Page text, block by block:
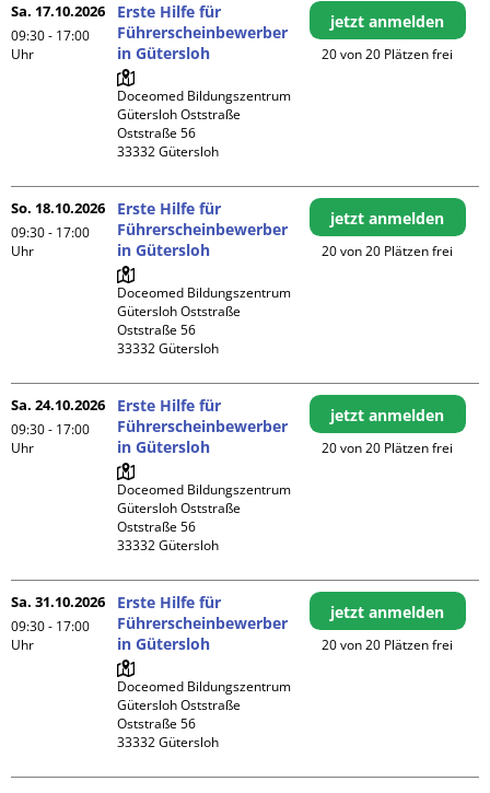
Sa. 17.10.2026
09:30 - 17:00
Uhr
Erste Hilfe für
Führerscheinbewerber
in Gütersloh
Doceomed Bildungszentrum
Gütersloh Oststraße
Oststraße 56
jetzt anmelden
20 von 20 Plätzen frei
So. 18.10.2026
09:30 - 17:00
Uhr
Erste Hilfe für
Führerscheinbewerber
in Gütersloh
Doceomed Bildungszentrum
Gütersloh Oststraße
Oststraße 56
jetzt anmelden
20 von 20 Plätzen frei
Sa. 24.10.2026
09:30 - 17:00
Uhr
Erste Hilfe für
Führerscheinbewerber
in Gütersloh
Doceomed Bildungszentrum
Gütersloh Oststraße
Oststraße 56
jetzt anmelden
20 von 20 Plätzen frei
Sa. 31.10.2026
09:30 - 17:00
Uhr
Erste Hilfe für
Führerscheinbewerber
in Gütersloh
Doceomed Bildungszentrum
Gütersloh Oststraße
Oststraße 56
jetzt anmelden
20 von 20 Plätzen frei